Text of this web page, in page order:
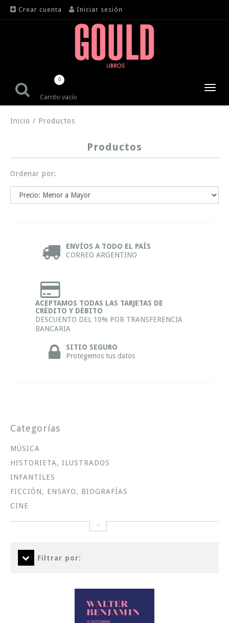
Crear cuenta Iniciar sesión
Carrito vacío
0
Inicio / Productos
Productos
Ordenar por:
ENVÍOS A TODO EL PAÍS
CORREO ARGENTINO
ACEPTAMOS TODAS LAS TARJETAS DE
CRÉDITO Y DÉBITO
DESCUENTO DEL 10% POR TRANSFERENCIA
BANCARIA
SITIO SEGURO
Protegemos tus datos
Categorías
MÚSICA
HISTORIETA, ILUSTRADOS
INFANTILES
FICCIÓN, ENSAYO, BIOGRAFÍAS
CINE
Filtrar por: